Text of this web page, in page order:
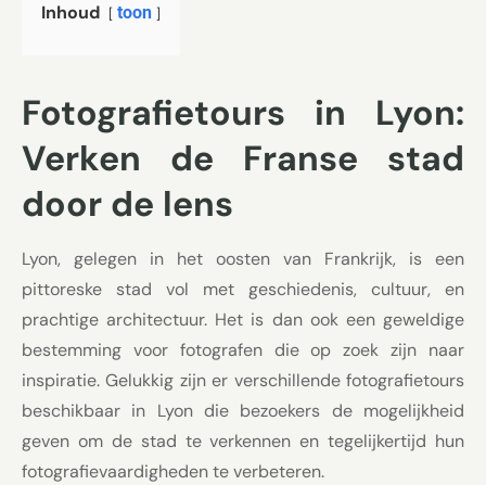
Inhoud toon
Fotografietours in Lyon:
Verken de Franse stad
door de lens
Lyon, gelegen in het oosten van Frankrijk, is een
pittoreske stad vol met geschiedenis, cultuur, en
prachtige architectuur. Het is dan ook een geweldige
bestemming voor fotografen die op zoek zijn naar
inspiratie. Gelukkig zijn er verschillende fotografietours
beschikbaar in Lyon die bezoekers de mogelijkheid
geven om de stad te verkennen en tegelijkertijd hun
fotografievaardigheden te verbeteren.